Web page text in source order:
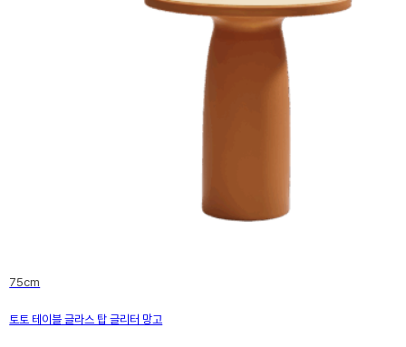
75cm
토토 테이블 글라스 탑 글리터 망고